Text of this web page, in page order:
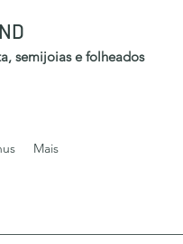
semijoias e folheados
Mais